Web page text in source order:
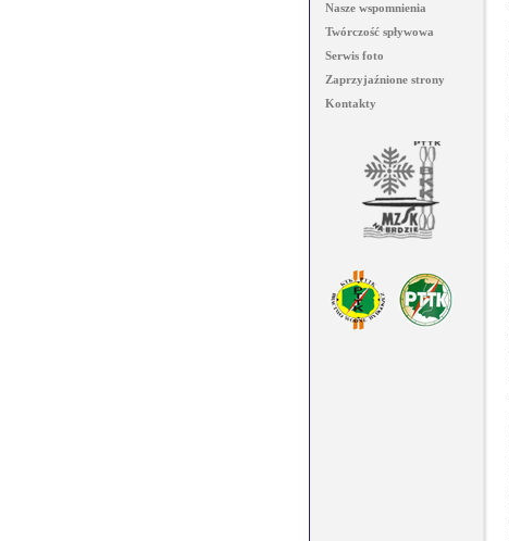
Nasze wspomnienia
Twórczość spływowa
Serwis foto
Zaprzyjaźnione strony
Kontakty